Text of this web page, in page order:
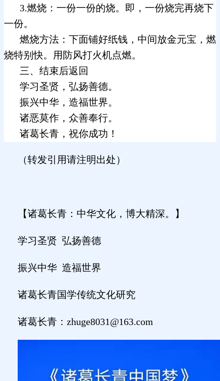
3.燃烧：一份一份的烧。即，一份烧完再烧下
一份。
燃烧方法：下面铺好纸钱，中间放金元宝，燃
烧特别快。用防风打火机点燃。
三、结束后返回
学习圣贤，弘扬善德。
振兴中华，造福世界。
诸恶莫作，众善奉行。
诸葛长青，祝你成功！
（转发引用请注明出处）
【诸葛长青：中华文化，博大精深。】
学习圣贤 弘扬善德
振兴中华 造福世界
诸葛长青国学传统文化研究
诸葛长青： zhuge8031@163.com